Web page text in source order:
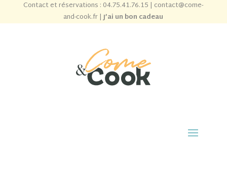
Contact et réservations : 04.75.41.76.15 | contact@come-
and-cook.fr|J’ai un bon cadeau